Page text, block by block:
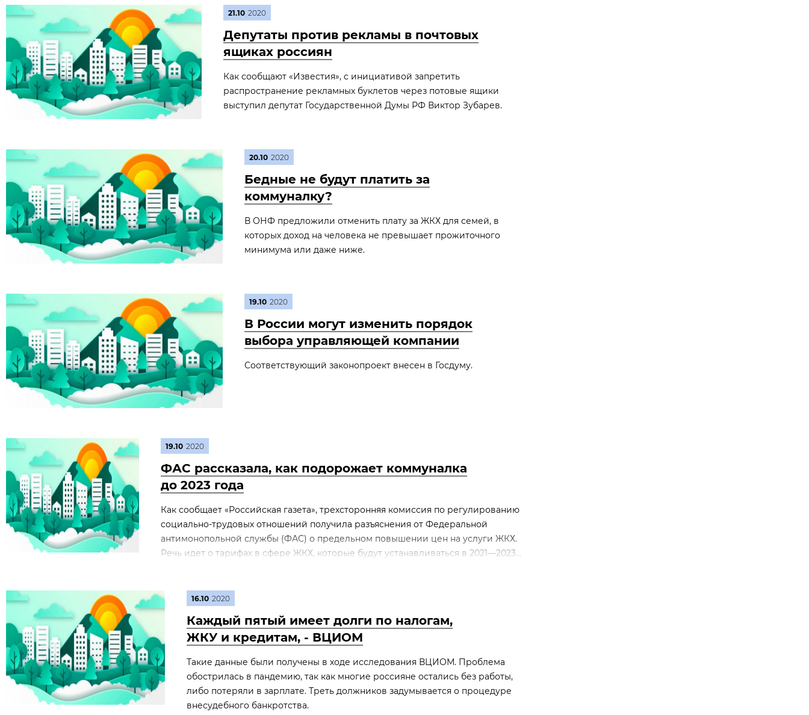
21.10 2020
Депутаты против рекламы в почтовых
ящиках россиян
Как сообщают «Известия», с инициативой запретить
распространение рекламных буклетов через потовые ящики
выступил депутат Государственной Думы РФ Виктор Зубарев.
20.10 2020
Бедные не будут платить за
коммуналку?
В ОНФ предложили отменить плату за ЖКХ для семей, в
которых доход на человека не превышает прожиточного
минимума или даже ниже.
19.10 2020
В России могут изменить порядок
выбора управляющей компании
Соответствующий законопроект внесен в Госдуму.
19.10 2020
ФАС рассказала, как подорожает коммуналка
до 2023 года
Как сообщает «Российская газета», трехсторонняя комиссия по регулированию
социально-трудовых отношений получила разъяснения от Федеральной
антимонопольной службы (ФАС) о предельном повышении цен на услуги ЖКХ.
Речь идет о тарифах в сфере ЖКХ, которые будут устанавливаться в 2021—2023...
16.10 2020
Каждый пятый имеет долги по налогам,
ЖКУ и кредитам, - ВЦИОМ
Такие данные были получены в ходе исследования ВЦИОМ. Проблема
обострилась в пандемию, так как многие россияне остались без работы,
либо потеряли в зарплате. Треть должников задумывается о процедуре
внесудебного банкротства.